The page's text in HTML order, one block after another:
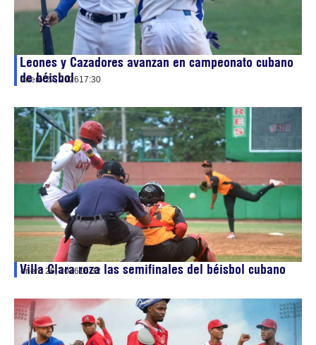
Leones y Cazadores avanzan en campeonato cubano
de béisbol
enero 27, 202617:30
Villa Clara roza las semifinales del béisbol cubano
enero 26, 202616:32